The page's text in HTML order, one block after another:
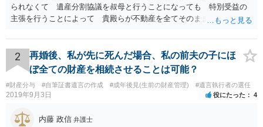
られなくて 遺産分割協議を叔母と行うことになっても 特別受益の
主張を行うことによって 貴殿らが不動産を全てそのまま取得できる
2
再婚後、私が先に死んだ場合、私の前夫の子にほ
ぼ全ての財産を相続させることは可能？
#財産分与 #自筆証書遺言の作成 #成年後見(生前の財産管理) #遺言執行者の選任
2019年9月3日 役にたった 4
内藤 政信 弁護士